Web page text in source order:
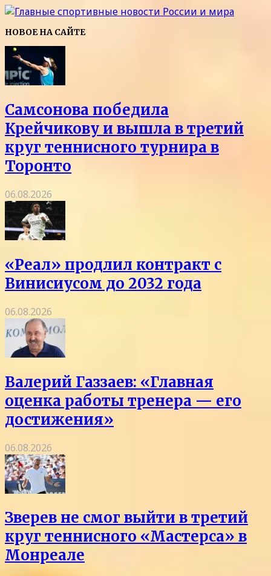
НОВОЕ НА САЙТЕ
Самсонова победила
Крейчикову и вышла в третий
круг теннисного турнира в
Торонто
06.08.2026
«Реал» продлил контракт с
Винисиусом до 2032 года
06.08.2026
Валерий Газзаев: «Главная
оценка работы тренера — его
достижения»
06.08.2026
Зверев не смог выйти в третий
круг теннисного «Мастерса» в
Монреале